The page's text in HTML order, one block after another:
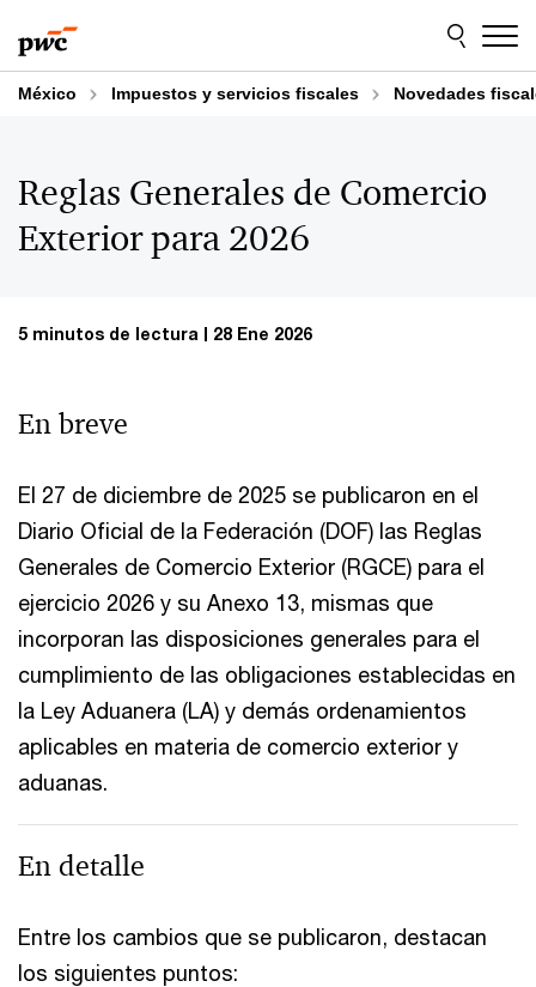
to
content
to
footer
México Impuestos y servicios fiscales Novedades
Reglas Generales de Comercio
Exterior para 2026
5 minutos de lectura 28 Ene 2026
En breve
El 27 de diciembre de 2025 se publicaron en el
Diario Oficial de la Federación (DOF) las Reglas
Generales de Comercio Exterior (RGCE) para el
ejercicio 2026 y su Anexo 13, mismas que
incorporan las disposiciones generales para el
cumplimiento de las obligaciones establecidas en
la Ley Aduanera (LA) y demás ordenamientos
aplicables en materia de comercio exterior y
aduanas.
En detalle
Entre los cambios que se publicaron, destacan
los siguientes puntos: